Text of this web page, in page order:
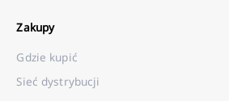
Zakupy
Gdzie kupić
Sieć dystrybucji